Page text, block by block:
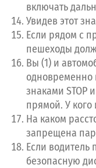
включать
Увидев этот
Если рядом с
пешеходы
Вы (1) и
одновременно
знаками STOP
прямой. У кого
На каком
запрещена
Если водитель
безопасную